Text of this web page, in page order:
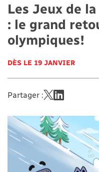
Les Jeux de
: le grand
olympiques!
DÈS LE 19 JANVIER
Partager :